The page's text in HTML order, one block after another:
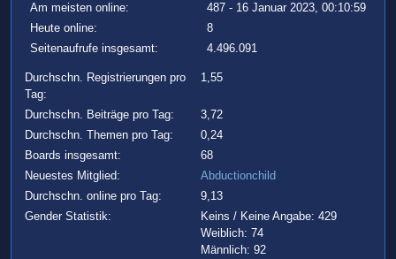
Am meisten online:
487 - 16 Januar 2023, 00:10:59
Heute online:
8
Seitenaufrufe insgesamt:
4.496.091
Durchschn. Registrierungen pro
Tag:
1,55
Durchschn. Beiträge pro Tag:
3,72
Durchschn. Themen pro Tag:
0,24
Boards insgesamt:
68
Neuestes Mitglied:
Abductionchild
Durchschn. online pro Tag:
9,13
Gender Statistik:
Keins / Keine Angabe: 429
Weiblich: 74
Männlich: 92